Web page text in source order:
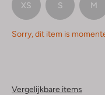
XS S M
Sorry, dit item is
Vergelijkbare items